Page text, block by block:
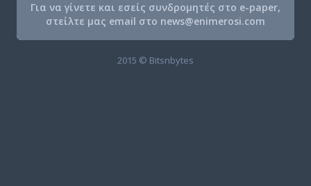
Για να γίνετε και εσείς συνδρομητές στο e-paper,
στείλτε μας email στο news@enimerosi.com
2015 © Bitsnbytes